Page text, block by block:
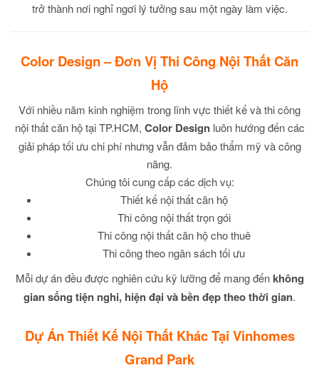
trở thành nơi nghỉ ngơi lý tưởng sau một ngày làm việc.
Color Design – Đơn Vị Thi Công Nội Thất Căn
Hộ
Với nhiều năm kinh nghiệm trong lĩnh vực thiết kế và thi công
nội thất căn hộ tại TP.HCM, Color Designluôn hướng đến các
giải pháp tối ưu chi phí nhưng vẫn đảm bảo thẩm mỹ và công
năng.
Chúng tôi cung cấp các dịch vụ:
Thiết kế nội thất căn hộ
Thi công nội thất trọn gói
Thi công nội thất căn hộ cho thuê
Thi công theo ngân sách tối ưu
Mỗi dự án đều được nghiên cứu kỹ lưỡng để mang đến không
gian sống tiện nghi, hiện đại và bền đẹp theo thời gian.
Dự Án Thiết Kế Nội Thất Khác Tại Vinhomes
Grand Park